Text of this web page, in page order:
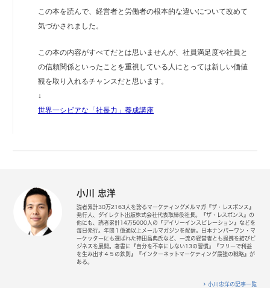
この本を読んで、経営者と労働者の根本的な違いについて改めて
気づかされました。
この本の内容がすべてだとは思いませんが、社員満足度や社員と
の信頼関係といったことを重視している人にとっては新しい価値
観を取り入れるチャンスだと思います。
↓
世界一シビアな「社長力」養成講座
小川 忠洋
読者累計30万2163人を誇るマーケティングメルマガ『ザ・レスポンス』
発行人、ダイレクト出版株式会社代表取締役社長。『ザ・レスポンス』の
他にも、読者累計14万5000人の『デイリーインスピレーション』などを
毎日発行。年間１億通以上メールマガジンを配信。日本ナンバーワン・マ
ーケッターにも選ばれた神田昌典氏など、一流の経営者とも提携を結びビ
ジネスを展開。著書に『自分を不幸にしない13の習慣』『フリーで利益
を生み出す４５の鉄則』『インターネットマーケティング最強の戦略』が
ある。
小川忠洋の記事一覧